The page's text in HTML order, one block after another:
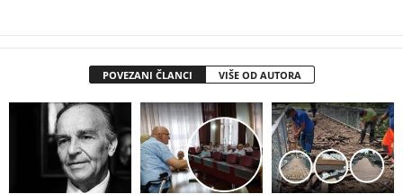
POVEZANI ČLANCI VIŠE OD AUTORA